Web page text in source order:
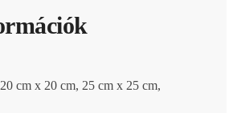
cm x 20 cm, 25 cm x 25 cm,